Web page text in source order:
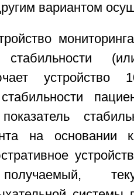
вариантом
стабильности
устройство
на основании